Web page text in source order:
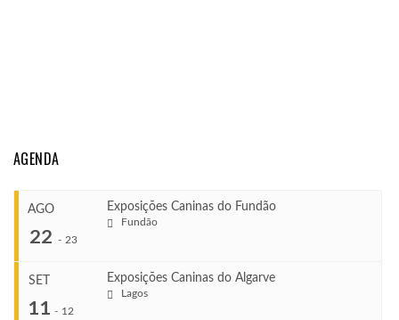
AGENDA
AGO
22 - 23
Exposições Caninas do Fundão
Fundão
SET
11 - 12
Exposições Caninas do Algarve
Lagos